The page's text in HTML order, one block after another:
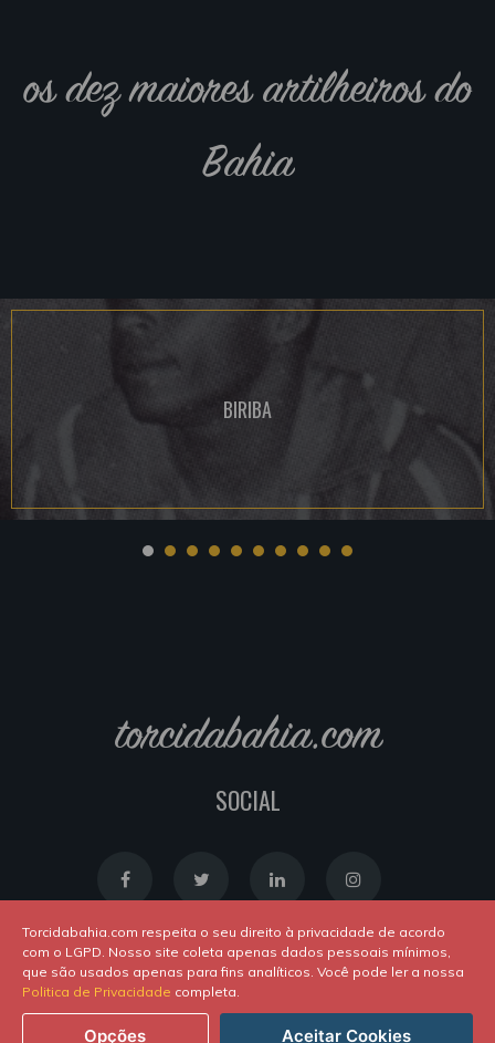
os dez maiores artilheiros do
Bahia
BIRIBA
torcidabahia.com
SOCIAL
Política de Cookies|Política de Privacidade
Powered byNewton Duarte. ALl rights reserved © 2020
Torcidabahia.com respeita o seu direito à privacidade de acordo
com o LGPD. Nosso site coleta apenas dados pessoais mínimos,
que são usados apenas para fins analíticos. Você pode ler a nossa
Politica de Privacidade completa.
Opções Aceitar Cookies